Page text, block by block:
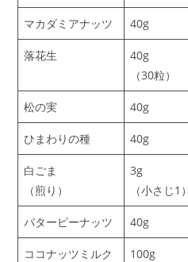
マカダミアナッツ 40g
落花生
40g
（30粒）
松の実 40g
ひまわりの種 40g
白ごま
（煎り）
3g
（小さじ1）
バターピーナッツ 40g
ココナッツミルク
100g